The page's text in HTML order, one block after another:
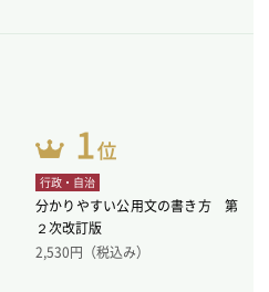
行政・自治
分かりやすい公用文の書き方 第
２次改訂版
2,530円（税込み）